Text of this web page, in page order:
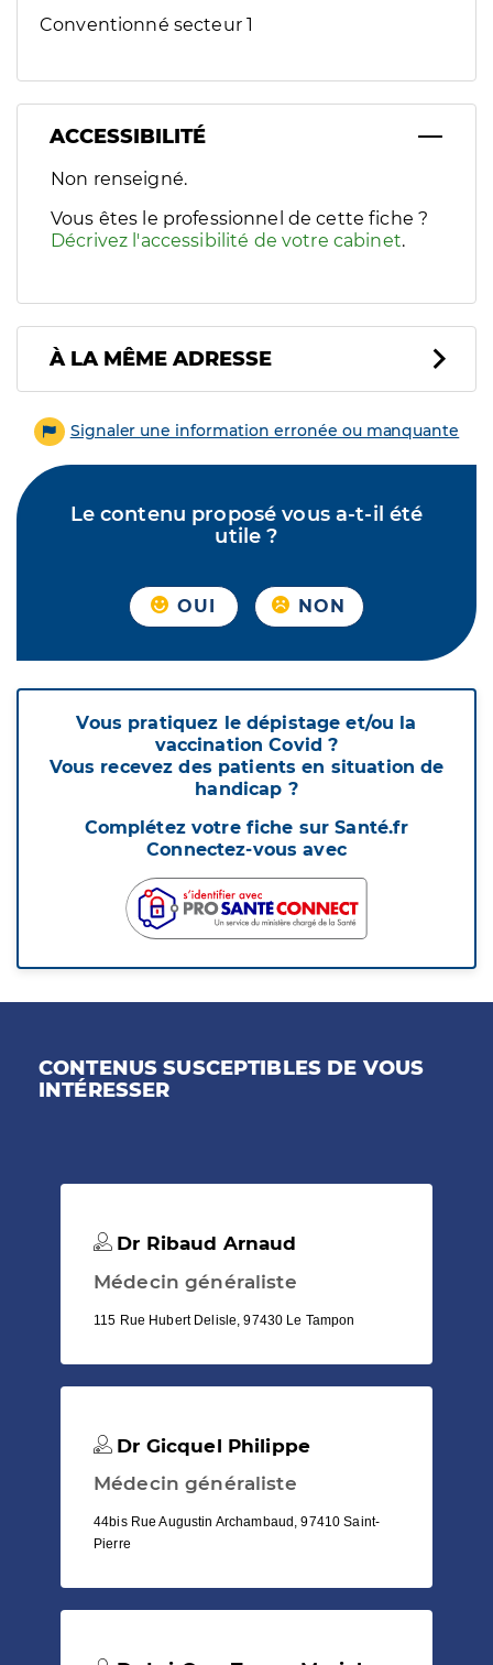
Conventionné secteur 1
ACCESSIBILITÉ
Filtres
Sélectionnez un ou plusieurs handicaps/besoins
Non renseigné.
Vous êtes le professionnel de cette fiche ?
Décrivez l'accessibilité de votre cabinet.
À LA MÊME ADRESSE
Signaler une information erronée ou manquante
Le contenu proposé vous a-t-il été
utile ?
OUI NON
Vous pratiquez le dépistage et/ou la
vaccination Covid ?
Vous recevez des patients en situation de
handicap ?
Complétez votre fiche sur Santé.fr
Connectez-vous avec
CONTENUS SUSCEPTIBLES DE VOUS
INTÉRESSER
Dr Ribaud Arnaud
Médecin généraliste
115 Rue Hubert Delisle, 97430 Le Tampon
Dr Gicquel Philippe
Médecin généraliste
44bis Rue Augustin Archambaud, 97410 Saint-
Pierre